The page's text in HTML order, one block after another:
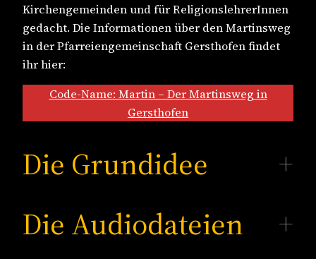
Kirchengemeinden und für ReligionslehrerInnen
gedacht. Die Informationen über den Martinsweg
in der Pfarreiengemeinschaft Gersthofen findet
ihr hier:
Code-Name: Martin – Der Martinsweg in
Gersthofen
Die Grundidee
Die Audiodateien